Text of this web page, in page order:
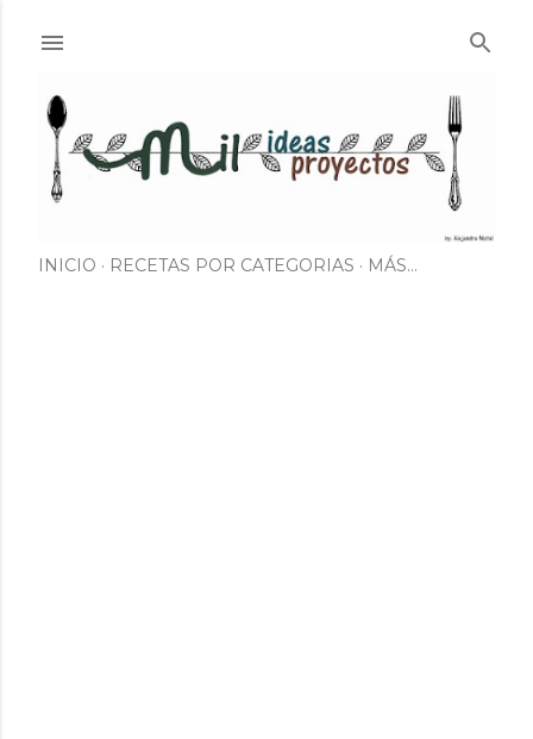
INICIO RECETAS POR CATEGORIAS MÁS…